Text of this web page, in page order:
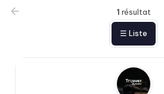
1 résultat
☰ Liste